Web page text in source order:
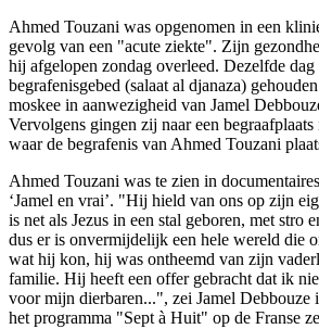
Ahmed Touzani was opgenomen in een
gevolg van een "acute ziekte". Zijn
hij afgelopen zondag overleed. Dezelfde
begrafenisgebed (salaat al djanaza)
moskee in aanwezigheid van Jamel
Vervolgens gingen zij naar een
waar de begrafenis van Ahmed Touzani
Ahmed Touzani was te zien in
‘Jamel en vrai’. "Hij hield van ons op zijn
is net als Jezus in een stal geboren, met stro
dus er is onvermijdelijk een hele wereld die
wat hij kon, hij was ontheemd van zijn
familie. Hij heeft een offer gebracht dat ik
voor mijn dierbaren...", zei Jamel Debbouze
het programma "Sept à Huit" op de Franse